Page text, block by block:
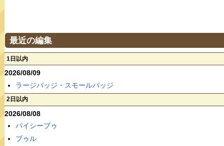
最近の編集
1日以内
2026/08/09
ラージバッジ・スモールバッジ
2日以内
2026/08/08
パイシーブゥ
ブゥル